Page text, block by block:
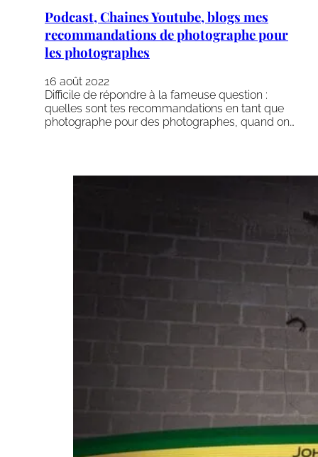
Podcast, Chaines Youtube, blogs mes
recommandations de photographe pour
les photographes
16 août 2022
Difficile de répondre à la fameuse question :
quelles sont tes recommandations en tant que
photographe pour des photographes, quand on…